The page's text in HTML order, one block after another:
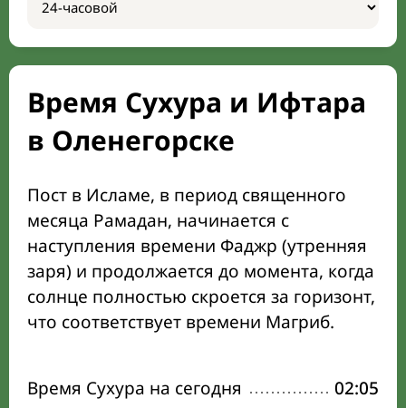
Время Сухура и Ифтара
в Оленегорске
Пост в Исламе, в период священного
месяца Рамадан, начинается с
наступления времени Фаджр (утренняя
заря) и продолжается до момента, когда
солнце полностью скроется за горизонт,
что соответствует времени Магриб.
Время Сухура на сегодня 02:05